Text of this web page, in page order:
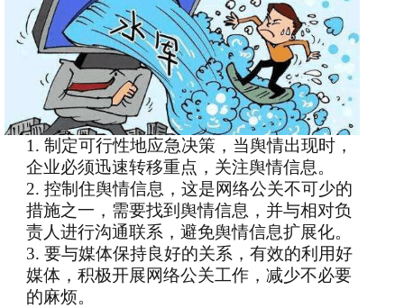
1. 制定可行性地应急决策 ，当舆情出现时，
企业必须迅速转移重点，关注舆情信息。
2. 控制住舆情信息，这是网络公关不可少的
措施之一 ，需要找到 舆情信息 ，并与相对负
责人进行沟通联系，避免舆情信息扩展化。
3. 要与媒体保持良好的关系，有效的利用好
媒体，积极开展网络公关工作，减少不必要
的麻烦。